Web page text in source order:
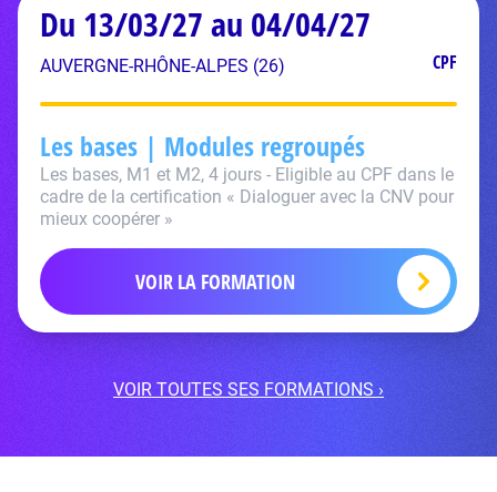
Du 13/03/27 au 04/04/27
AUVERGNE-RHÔNE-ALPES (26) CPF
Les bases | Modules regroupés
Les bases, M1 et M2, 4 jours - Eligible au CPF dans le
cadre de la certification « Dialoguer avec la CNV pour
mieux coopérer »
VOIR LA FORMATION
VOIR TOUTES SES FORMATIONS ›